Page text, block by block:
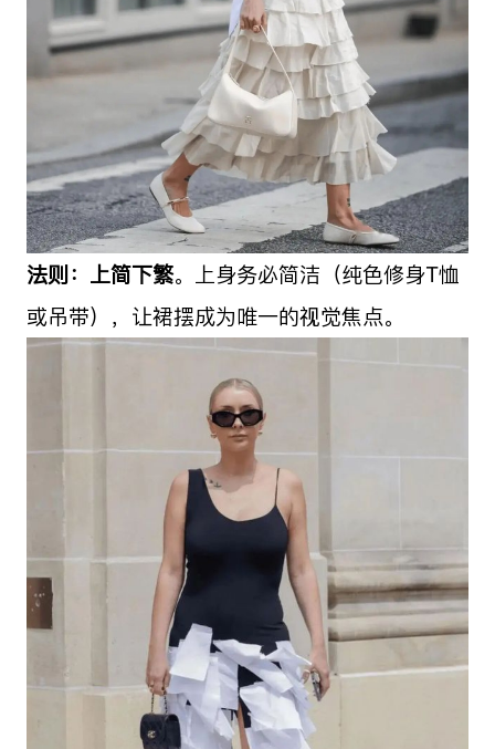
法则： 上简下繁。上身务必简洁（纯色修身T恤
或吊带），让裙摆成为唯一的视觉焦点。